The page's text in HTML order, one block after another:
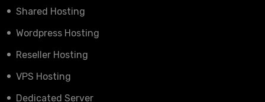
Shared Hosting
Wordpress Hosting
Reseller Hosting
VPS Hosting
Dedicated Server